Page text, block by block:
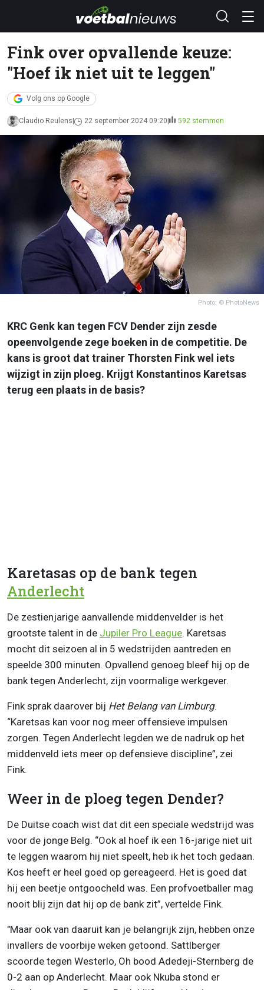
Fink over opvallende keuze:
"Hoef ik niet uit te leggen"
Volg ons op Google
Claudio Reulens 22 september 2024 09:20 592 stemmen
Photo: © PhotoNews
KRC Genk kan tegen FCV Dender zijn zesde
opeenvolgende zege boeken in de competitie. De
kans is groot dat trainer Thorsten Fink wel iets
wijzigt in zijn ploeg. Krijgt Konstantinos Karetsas
terug een plaats in de basis?
Karetasas op de bank tegen
Anderlecht
De zestienjarige aanvallende middenvelder is het
grootste talent in de Jupiler Pro League. Karetsas
mocht dit seizoen al in 5 wedstrijden aantreden en
speelde 300 minuten. Opvallend genoeg bleef hij op de
bank tegen Anderlecht, zijn voormalige werkgever.
Fink sprak daarover bij Het Belang van Limburg.
“Karetsas kan voor nog meer offensieve impulsen
zorgen. Tegen Anderlecht legden we de nadruk op het
middenveld iets meer op defensieve discipline”, zei
Fink.
Weer in de ploeg tegen Dender?
De Duitse coach wist dat dit een speciale wedstrijd was
voor de jonge Belg. “Ook al hoef ik een 16-jarige niet uit
te leggen waarom hij niet speelt, heb ik het toch gedaan.
Kos heeft er heel goed op gereageerd. Het is goed dat
hij een beetje ontgoocheld was. Een profvoetballer mag
nooit blij zijn dat hij op de bank zit”, vertelde Fink.
"Maar ook van daaruit kan je belangrijk zijn, hebben onze
invallers de voorbije weken getoond. Sattlberger
scoorde tegen Westerlo, Oh bood Adedeji-Sternberg de
0-2 aan op Anderlecht. Maar ook Nkuba stond er